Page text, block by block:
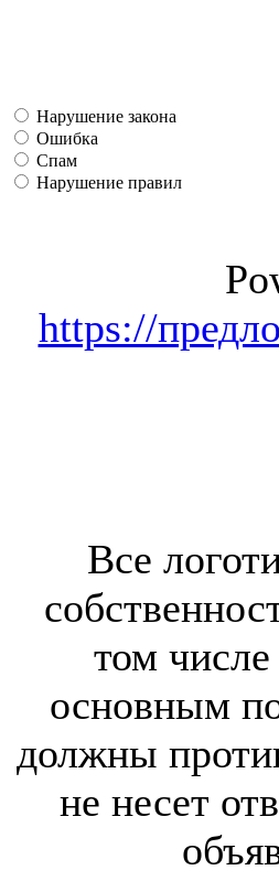
Нарушение закона
Ошибка
Спам
Нарушение правил
https://
Все
том числе
основным
должны
не несет